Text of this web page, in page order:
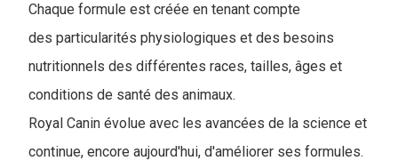
Chaque formule est créée en tenant compte
des particularités physiologiques et des besoins
nutritionnels des différentes races, tailles, âges et
conditions de santé des animaux.
Royal Canin évolue avec les avancées de la science et
continue, encore aujourd'hui, d'améliorer ses formules.